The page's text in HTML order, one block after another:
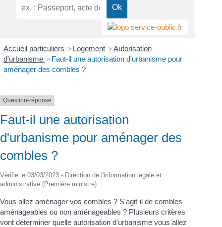
Accueil particuliers > Logement > Autorisation
d'urbanisme > Faut-il une autorisation d'urbanisme pour
aménager des combles ?
Question-réponse
Faut-il une autorisation
d'urbanisme pour aménager des
combles ?
Vérifié le 03/03/2023 - Direction de l'information légale et
administrative (Première ministre)
Vous allez aménager vos combles ? S'agit-il de combles
aménageables ou non aménageables ? Plusieurs critères
vont déterminer quelle autorisation d'urbanisme vous allez